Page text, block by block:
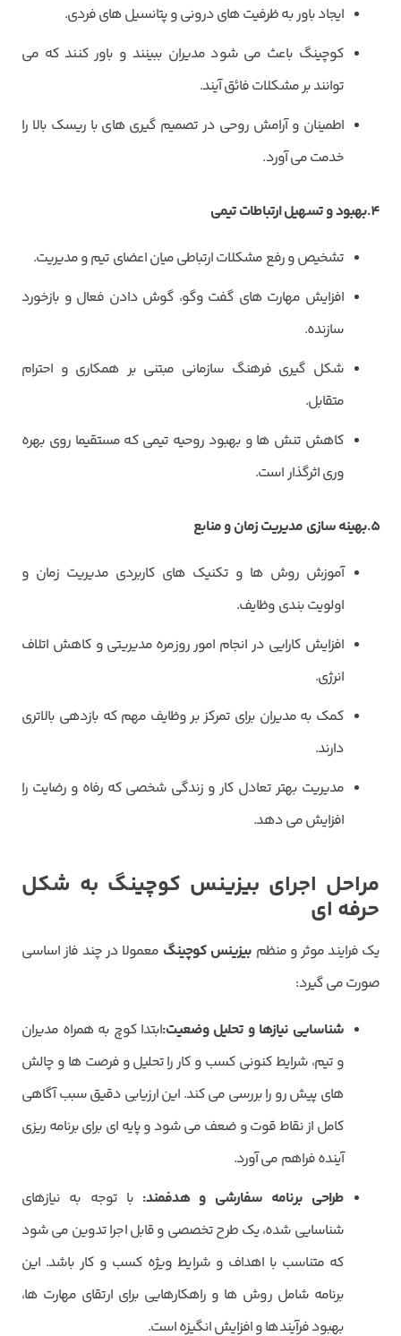
ایجاد باور به ظرفیت های درونی و پتانسیل های فردی.
کوچینگ باعث می شود مدیران ببینند و باور کنند که می
توانند بر مشکلات فائق آیند.
اطمینان و آرامش روحی در تصمیم گیری های با ریسک بالا را
خدمت می آورد.
4.بهبود و تسهیل ارتباطات تیمی
تشخیص و رفع مشکلات ارتباطی میان اعضای تیم و مدیریت.
افزایش مهارت های گفت وگو، گوش دادن فعال و بازخورد
سازنده.
شکل گیری فرهنگ سازمانی مبتنی بر همکاری و احترام
متقابل.
کاهش تنش ها و بهبود روحیه تیمی که مستقیما روی بهره
وری اثرگذار است.
5.بهینه سازی مدیریت زمان و منابع
آموزش روش ها و تکنیک های کاربردی مدیریت زمان و
اولویت بندی وظایف.
افزایش کارایی در انجام امور روزمره مدیریتی و کاهش اتلاف
انرژی.
کمک به مدیران برای تمرکز بر وظایف مهم که بازدهی بالاتری
دارند.
مدیریت بهتر تعادل کار و زندگی شخصی که رفاه و رضایت را
افزایش می دهد.
مراحل اجرای بیزینس کوچینگ به شکل
حرفه ای
یک فرایند موثر و منظم بیزینس کوچینگ معمولا در چند فاز اساسی
صورت می گیرد:
شناسایی نیازها و تحلیل وضعیت:ابتدا کوچ به همراه مدیران
و تیم، شرایط کنونی کسب و کار را تحلیل و فرصت ها و چالش
های پیش رو را بررسی می کند. این ارزیابی دقیق سبب آگاهی
کامل از نقاط قوت و ضعف می شود و پایه ای برای برنامه ریزی
آینده فراهم می آورد.
طراحی برنامه سفارشی و هدفمند: با توجه به نیازهای
شناسایی شده، یک طرح تخصصی و قابل اجرا تدوین می شود
که متناسب با اهداف و شرایط ویژه کسب و کار باشد. این
برنامه شامل روش ها و راهکارهایی برای ارتقای مهارت ها،
بهبود فرآیندها و افزایش انگیزه است.